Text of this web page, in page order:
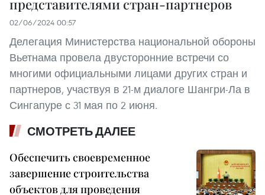
представителями стран-партнеров
02/06/2024 00:57
Делегация Министерства национальной обороны
Вьетнама провела двусторонние встречи со
многими официальными лицами других стран и
партнеров, участвуя в 21-м диалоге Шангри-Ла в
Сингапуре с 31 мая по 2 июня.
СМОТРЕТЬ ДАЛЕЕ
Обеспечить своевременное
завершение строительства
объектов для проведения